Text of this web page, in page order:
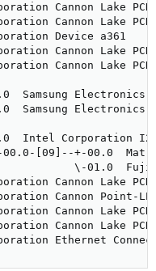
Cannon Lake
Cannon Lake
Device a361
Cannon Lake
Cannon Lake
Samsung Electronics Co
Samsung Electronics Co
Intel Corporation
09
--+-00.0
\ -01.0
Cannon Lake
Cannon Point-LP
Cannon Lake
Cannon Lake PCH
Ethernet